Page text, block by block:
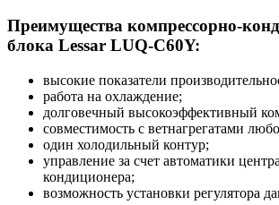
Преимущества компрессорно-
блока Lessar LUQ-C60Y:
высокие показатели
работа на охлаждение;
долговечный высокоэффективный
совместимость с ветнагрегатами
один холодильный контур;
управление за счет автоматики
кондиционера;
возможность установки регулятора